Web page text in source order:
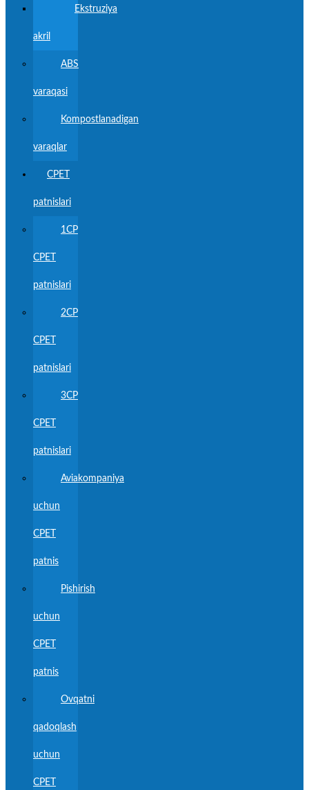
Ekstruziya
akril
ABS
varaqasi
Kompostlanadigan
varaqlar
CPET
patnislari
1CP
CPET
patnislari
2CP
CPET
patnislari
3CP
CPET
patnislari
Aviakompaniya
uchun
CPET
patnis
Pishirish
uchun
CPET
patnis
Ovqatni
qadoqlash
uchun
CPET